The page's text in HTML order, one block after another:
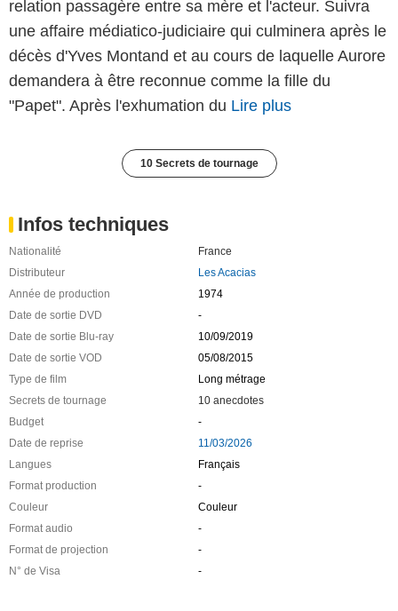
relation passagère entre sa mère et l'acteur. Suivra
une affaire médiatico-judiciaire qui culminera après le
décès d'Yves Montand et au cours de laquelle Aurore
demandera à être reconnue comme la fille du
"Papet". Après l'exhumation du Lire plus
10 Secrets de tournage
Infos techniques
Nationalité
France
Distributeur
Les Acacias
Année de production
1974
Date de sortie DVD
-
Date de sortie Blu-ray
10/09/2019
Date de sortie VOD
05/08/2015
Type de film
Long métrage
Secrets de tournage
10 anecdotes
Budget
-
Date de reprise
11/03/2026
Langues
Français
Format production
-
Couleur
Couleur
Format audio
-
Format de projection
-
N° de Visa
-